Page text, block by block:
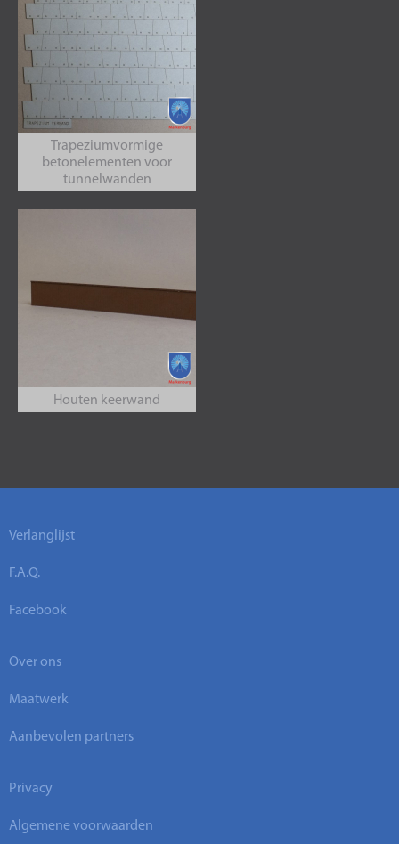
Trapeziumvormige
betonelementen voor
tunnelwanden
Houten keerwand
Verlanglijst
F.A.Q.
Facebook
Over ons
Maatwerk
Aanbevolen partners
Privacy
Algemene voorwaarden